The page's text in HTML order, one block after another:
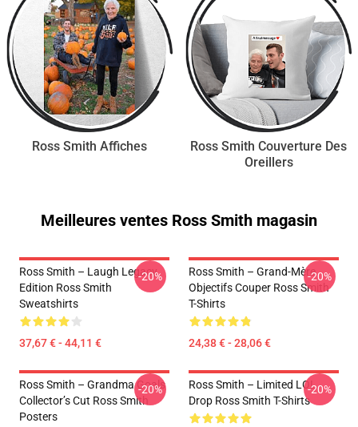
Ross Smith Affiches
Ross Smith Couverture Des
Oreillers
Meilleures ventes Ross Smith magasin
Ross Smith – Laugh Legacy
Edition Ross Smith
Sweatshirts
37,67 € - 44,11 €
-20%
Ross Smith – Grand-Mère
Objectifs Couper Ross Smith
T-Shirts
24,38 € - 28,06 €
-20%
Ross Smith – Grandma Goals
Collector’s Cut Ross Smith
Posters
-20%
Ross Smith – Limited LOL
Drop Ross Smith T-Shirts
-20%